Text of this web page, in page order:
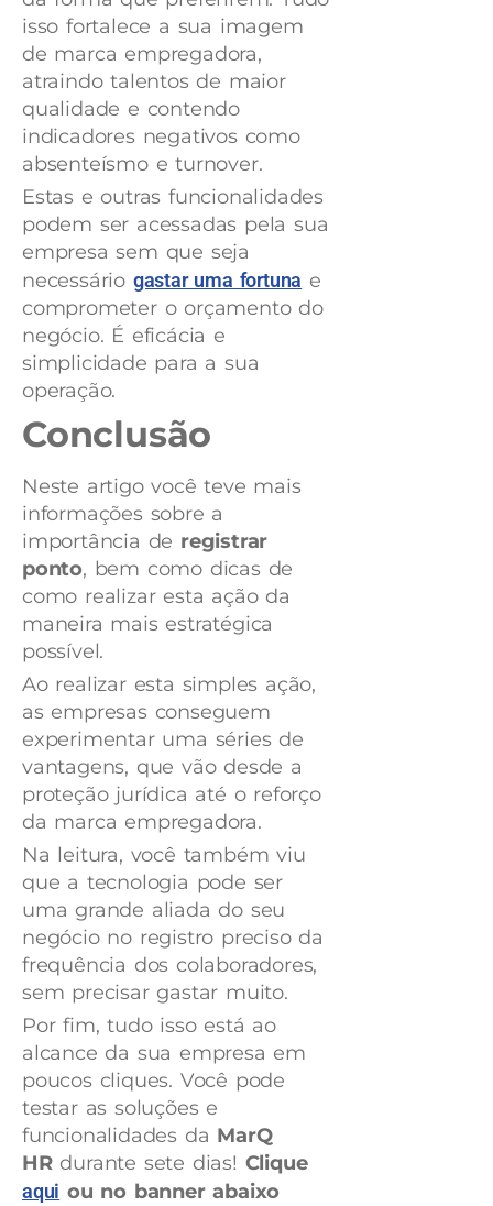
isso fortalece a sua imagem
de marca empregadora,
atraindo talentos de maior
qualidade e contendo
indicadores negativos como
absenteísmo e turnover.
Estas e outras funcionalidades
podem ser acessadas pela sua
empresa sem que seja
necessário gastar uma fortuna e
comprometer o orçamento do
negócio. É eficácia e
simplicidade para a sua
operação.
Conclusão
Neste artigo você teve mais
informações sobre a
importância de registrar
ponto, bem como dicas de
como realizar esta ação da
maneira mais estratégica
possível.
Ao realizar esta simples ação,
as empresas conseguem
experimentar uma séries de
vantagens, que vão desde a
proteção jurídica até o reforço
da marca empregadora.
Na leitura, você também viu
que a tecnologia pode ser
uma grande aliada do seu
negócio no registro preciso da
frequência dos colaboradores,
sem precisar gastar muito.
Por fim, tudo isso está ao
alcance da sua empresa em
poucos cliques. Você pode
testar as soluções e
funcionalidades da MarQ
HRdurante sete dias! Clique
aqui ou no banner abaixo